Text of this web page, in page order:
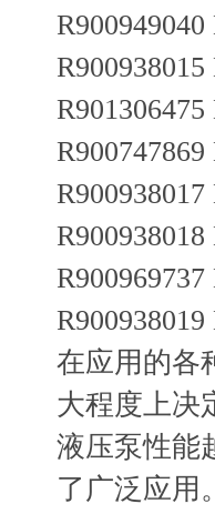
在应用的各
大程度上决
液压泵性能
了广泛应用